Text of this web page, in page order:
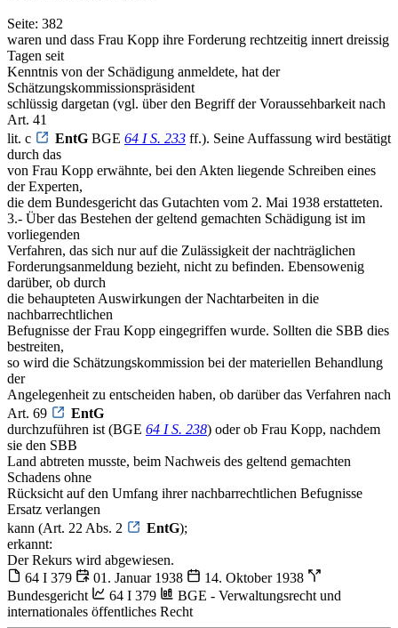
Seite: 382
waren und dass Frau Kopp ihre Forderung rechtzeitig innert dreissig
Tagen seit
Kenntnis von der Schädigung anmeldete, hat der
Schätzungskommissionspräsident
schlüssig dargetan (vgl. über den Begriff der Voraussehbarkeit nach
Art. 41
lit. c
EntG BGE 64 I S. 233 ff.). Seine Auffassung wird bestätigt
durch das
von Frau Kopp erwähnte, bei den Akten liegende Schreiben eines
der Experten,
die dem Bundesgericht das Gutachten vom 2. Mai 1938 erstatteten.
3.- Über das Bestehen der geltend gemachten Schädigung ist im
vorliegenden
Verfahren, das sich nur auf die Zulässigkeit der nachträglichen
Forderungsanmeldung bezieht, nicht zu befinden. Ebensowenig
darüber, ob durch
die behaupteten Auswirkungen der Nachtarbeiten in die
nachbarrechtlichen
Befugnisse der Frau Kopp eingegriffen wurde. Sollten die SBB dies
bestreiten,
so wird die Schätzungskommission bei der materiellen Behandlung
der
Angelegenheit zu entscheiden haben, ob darüber das Verfahren nach
Art. 69
EntG
durchzuführen ist (BGE 64 I S. 238) oder ob Frau Kopp, nachdem
sie den SBB
Land abtreten musste, beim Nachweis des geltend gemachten
Schadens ohne
Rücksicht auf den Umfang ihrer nachbarrechtlichen Befugnisse
Ersatz verlangen
kann (Art. 22 Abs. 2
EntG);
erkannt:
Der Rekurs wird abgewiesen.
64 I 379
01. Januar 1938
14. Oktober 1938
Bundesgericht
64 I 379
BGE - Verwaltungsrecht und
internationales öffentliches Recht